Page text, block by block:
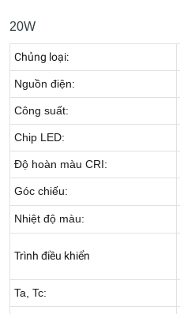
20W
Chủng loại:
Nguồn điện:
Công suất:
Chip LED:
Độ hoàn màu CRI:
Góc chiếu:
Nhiệt độ màu:
Trình điều khiển
Ta, Tc: